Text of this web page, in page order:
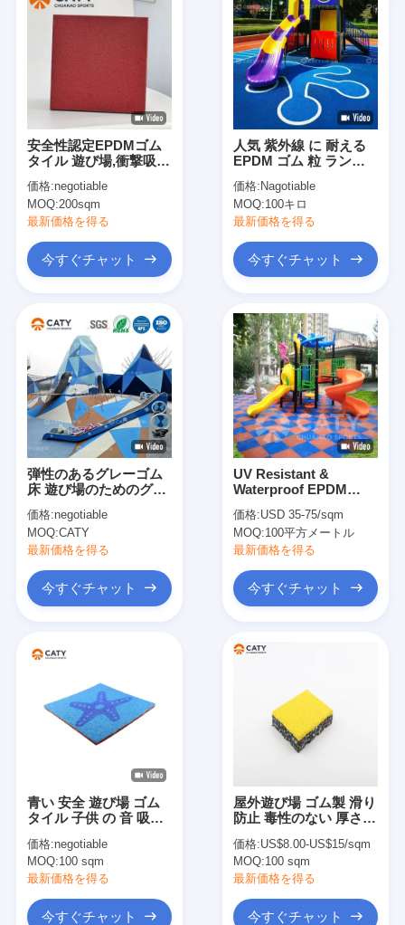
プロダクト
ビデオ
私達について
工場旅行
私達に連絡しなさい
ニュース
スポーツ用ゴム床
遊び場 ゴム製の床
フィットネス用ゴム製の床
EPDMのゴム製微粒
商業用ゴム製の床
互い を 結びつける ゴム の 舗装 機
安全性認定EPDMゴム
タイル 遊び場,衝撃吸
遊び場のための環境に
やさしい材料
価格:negotiable
MOQ:200sqm
最新価格を得る
今すぐチャット
人気 紫外線 に 耐える
EPDM ゴム 粒 ランニ
住宅 地域 健身道
価格: Nagotiable
MOQ:100キロ
最新価格を得る
今すぐチャット
弾性のあるグレーゴム
床 遊び場のためのグレ
価格:negotiable
MOQ:CATY
最新価格を得る
今すぐチャット
UV Resistant &
Waterproof EPDM
Outdoor Playground
School and Sports
Center
価格:USD 35-75/sqm
MOQ:100平方メートル
最新価格を得る
今すぐチャット
青い 安全 遊び場 ゴム
タイル 子供 の 音 吸収
価格:negotiable
MOQ:100 sqm
最新価格を得る
今すぐチャット
屋外遊び場 ゴム製 滑り
防止 毒性のない 厚さ
価格:US$8.00-US$15/sqm
MOQ:100 sqm
最新価格を得る
今すぐチャット